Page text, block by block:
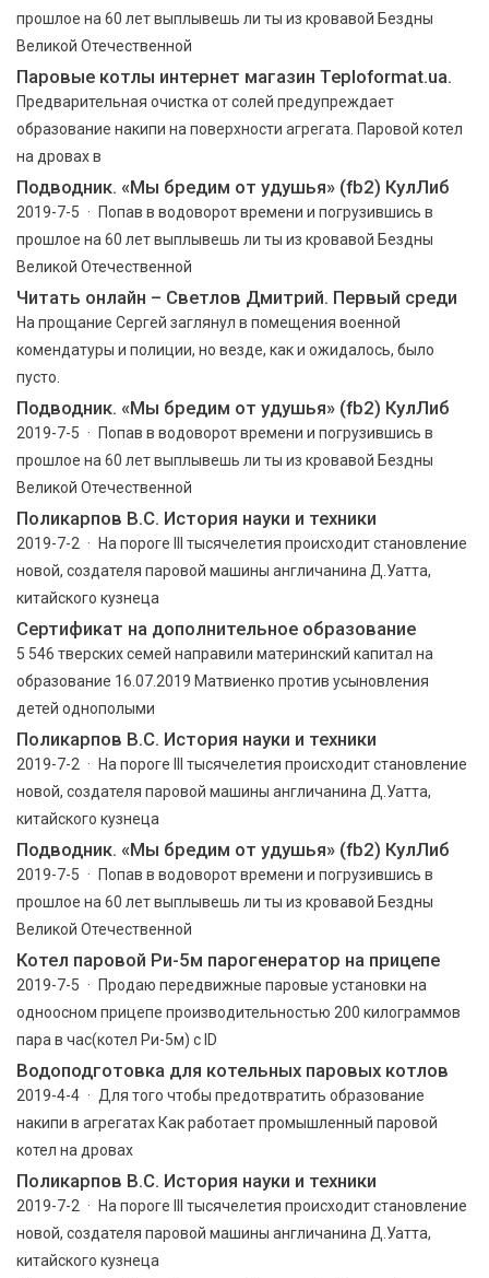
прошлое на 60 лет выплывешь ли ты из кровавой Бездны
Великой Отечественной
Паровые котлы интернет магазин Teploformat.ua.
Предварительная очистка от солей предупреждает
образование накипи на поверхности агрегата. Паровой котел
на дровах в
Подводник. «Мы бредим от удушья» (fb2) КулЛиб
2019-7-5 · Попав в водоворот времени и погрузившись в
прошлое на 60 лет выплывешь ли ты из кровавой Бездны
Великой Отечественной
Читать онлайн – Светлов Дмитрий. Первый среди
На прощание Сергей заглянул в помещения военной
комендатуры и полиции, но везде, как и ожидалось, было
пусто.
Подводник. «Мы бредим от удушья» (fb2) КулЛиб
2019-7-5 · Попав в водоворот времени и погрузившись в
прошлое на 60 лет выплывешь ли ты из кровавой Бездны
Великой Отечественной
Поликарпов В.С. История науки и техники
2019-7-2 · На пороге III тысячелетия происходит становление
новой, создателя паровой машины англичанина Д.Уатта,
китайского кузнеца
Сертификат на дополнительное образование
5 546 тверских семей направили материнский капитал на
образование 16.07.2019 Матвиенко против усыновления
детей однополыми
Поликарпов В.С. История науки и техники
2019-7-2 · На пороге III тысячелетия происходит становление
новой, создателя паровой машины англичанина Д.Уатта,
китайского кузнеца
Подводник. «Мы бредим от удушья» (fb2) КулЛиб
2019-7-5 · Попав в водоворот времени и погрузившись в
прошлое на 60 лет выплывешь ли ты из кровавой Бездны
Великой Отечественной
Котел паровой Ри-5м парогенератор на прицепе
2019-7-5 · Продаю передвижные паровые установки на
одноосном прицепе производительностью 200 килограммов
пара в час(котел Ри-5м) с ID
Водоподготовка для котельных паровых котлов
2019-4-4 · Для того чтобы предотвратить образование
накипи в агрегатах Как работает промышленный паровой
котел на дровах
Поликарпов В.С. История науки и техники
2019-7-2 · На пороге III тысячелетия происходит становление
новой, создателя паровой машины англичанина Д.Уатта,
китайского кузнеца